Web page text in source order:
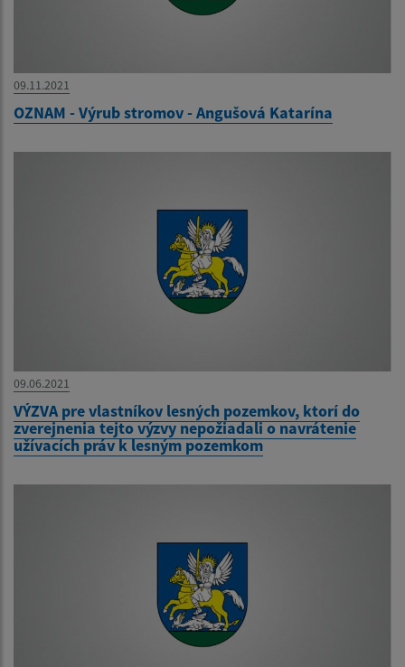
09.11.2021
OZNAM - Výrub stromov - Angušová Katarína
09.06.2021
VÝZVA pre vlastníkov lesných pozemkov, ktorí do
zverejnenia tejto výzvy nepožiadali o navrátenie
užívacích práv k lesným pozemkom